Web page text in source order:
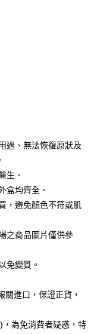
過、無法恢復原狀及
生。
盒均齊全。
，避免顏色不符或肌
之商品圖片僅供參
免變質。
關進口，保證正貨，
為免消費者疑惑，特